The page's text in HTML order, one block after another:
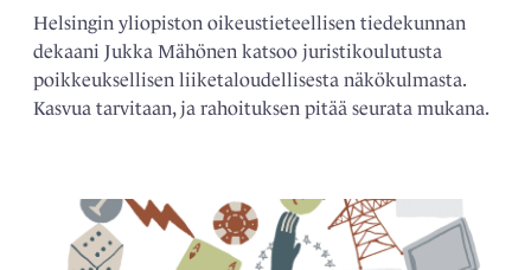
Helsingin yliopiston oikeustieteellisen tiedekunnan
dekaani Jukka Mähönen katsoo juristikoulutusta
poikkeuksellisen liiketaloudellisesta näkökulmasta.
Kasvua tarvitaan, ja rahoituksen pitää seurata mukana.